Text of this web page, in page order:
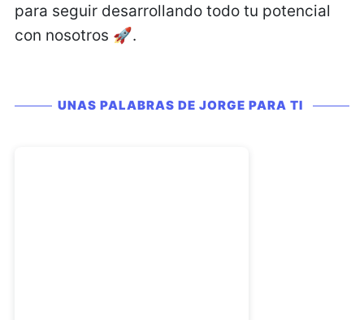
para seguir desarrollando todo tu potencial
con nosotros 🚀.
UNAS PALABRAS DE JORGE PARA TI